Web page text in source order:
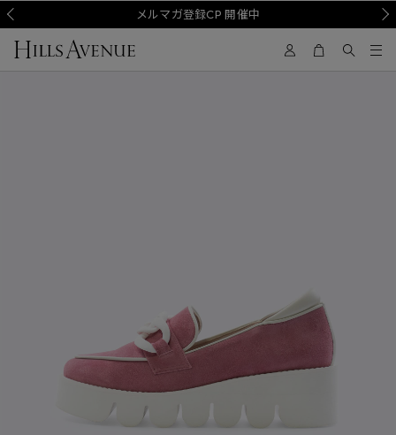
メルマガ登録CP 開催中